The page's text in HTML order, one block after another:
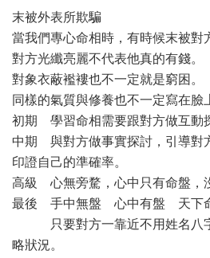
末被外表所欺騙
當我們專心命相時，有時候末被對
對方光纖亮麗不代表他真的有錢。
對象衣蔽襤褸也不一定就是窮困。
同樣的氣質與修養也不一定寫在臉
初期 學習命相需要跟對方做互動
中期 與對方做事實探討，引導對
印證自己的準確率。
高級 心無旁騖，心中只有命盤，
最後 手中無盤 心中有盤 天下命
只要對方一靠近不用姓名八字
略狀況。